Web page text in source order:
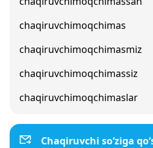
chaqiruvchimoqchimas
chaqiruvchimoqchimasmiz
chaqiruvchimoqchimassiz
chaqiruvchimoqchimaslar
Chaqiruvchi so‘ziga